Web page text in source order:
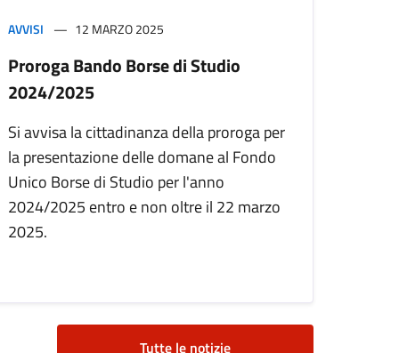
AVVISI 12 MARZO 2025
Proroga Bando Borse di Studio
2024/2025
Si avvisa la cittadinanza della proroga per
la presentazione delle domane al Fondo
Unico Borse di Studio per l'anno
2024/2025 entro e non oltre il 22 marzo
2025.
Tutte le notizie